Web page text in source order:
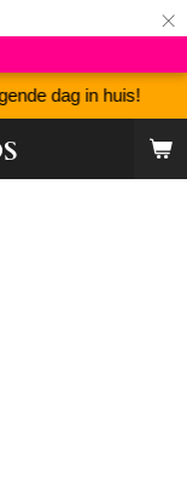
×
dag in huis!